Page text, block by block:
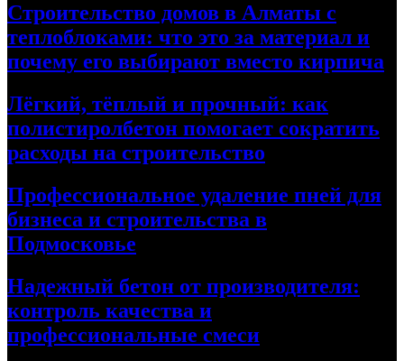
Строительство домов в Алматы с
теплоблоками: что это за материал и
почему его выбирают вместо кирпича
Лёгкий, тёплый и прочный: как
полистиролбетон помогает сократить
расходы на строительство
Профессиональное удаление пней для
бизнеса и строительства в
Подмосковье
Надежный бетон от производителя:
контроль качества и
профессиональные смеси